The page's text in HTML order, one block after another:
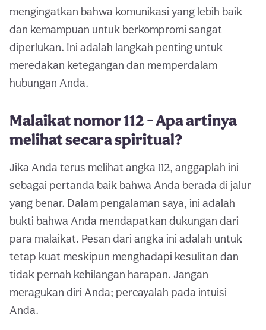
mengingatkan bahwa komunikasi yang lebih baik
dan kemampuan untuk berkompromi sangat
diperlukan. Ini adalah langkah penting untuk
meredakan ketegangan dan memperdalam
hubungan Anda.
Malaikat nomor 112 - Apa artinya
melihat secara spiritual?
Jika Anda terus melihat angka 112, anggaplah ini
sebagai pertanda baik bahwa Anda berada di jalur
yang benar. Dalam pengalaman saya, ini adalah
bukti bahwa Anda mendapatkan dukungan dari
para malaikat. Pesan dari angka ini adalah untuk
tetap kuat meskipun menghadapi kesulitan dan
tidak pernah kehilangan harapan. Jangan
meragukan diri Anda; percayalah pada intuisi
Anda.